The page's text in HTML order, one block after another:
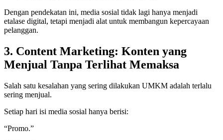
Dengan pendekatan ini, media sosial tidak lagi hanya menjadi
etalase digital, tetapi menjadi alat untuk membangun kepercayaan
pelanggan.
3. Content Marketing: Konten yang
Menjual Tanpa Terlihat Memaksa
Salah satu kesalahan yang sering dilakukan UMKM adalah terlalu
sering menjual.
Setiap hari isi media sosial hanya berisi:
“Promo.”